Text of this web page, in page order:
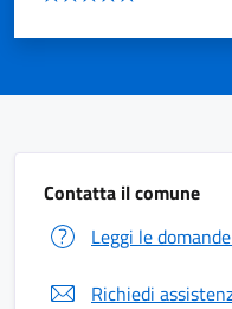
Contatta il comune
Leggi le
Richiedi